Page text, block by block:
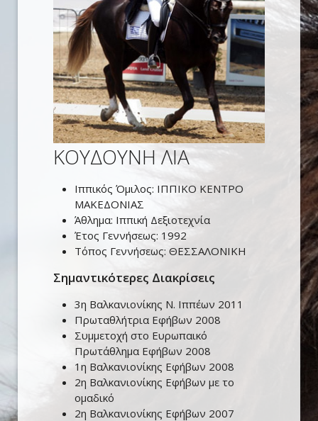
ΚΟΥΔΟΥΝΗ ΛΙΑ
Ιππικός Όμιλος: ΙΠΠΙΚΟ ΚΕΝΤΡΟ
ΜΑΚΕΔΟΝΙΑΣ
Άθλημα: Ιππική Δεξιοτεχνία
Έτος Γεννήσεως: 1992
Τόπος Γεννήσεως: ΘΕΣΣΑΛΟΝΙΚΗ
Σημαντικότερες Διακρίσεις
3η Βαλκανιονίκης Ν. Ιππέων 2011
Πρωταθλήτρια Εφήβων 2008
Συμμετοχή στο Ευρωπαικό
Πρωτάθλημα Εφήβων 2008
1η Βαλκανιονίκης Εφήβων 2008
2η Βαλκανιονίκης Εφήβων με το
ομαδικό
2η Βαλκανιονίκης Εφήβων 2007